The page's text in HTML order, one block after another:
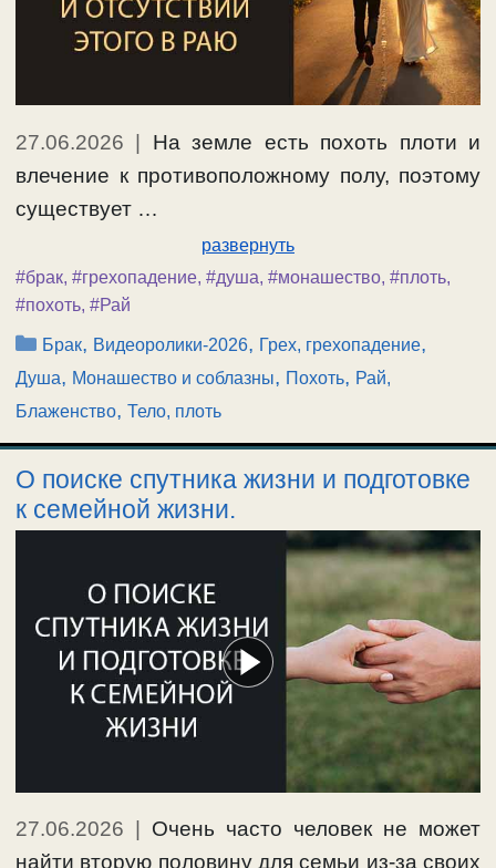
27.06.2026 | На земле есть похоть плоти и
влечение к противоположному полу, поэтому
существует …
развернуть
#брак, #грехопадение, #душа, #монашество, #плоть,
#похоть, #Рай
Рубрики
Брак, Видеоролики-2026, Грех, грехопадение,
Душа, Монашество и соблазны, Похоть, Рай,
Блаженство, Тело, плоть
О поиске спутника жизни и подготовке
к семейной жизни.
27.06.2026
Очень часто человек не может
найти вторую половину для семьи из-за своих